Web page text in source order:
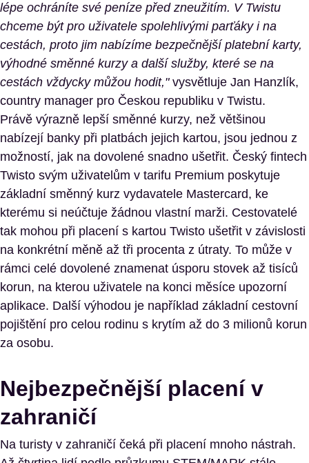
lépe ochráníte své peníze před zneužitím. V Twistu
chceme být pro uživatele spolehlivými parťáky i na
cestách, proto jim nabízíme bezpečnější platební karty,
výhodné směnné kurzy a další služby, které se na
cestách vždycky můžou hodit,"vysvětluje Jan Hanzlík,
country manager pro Českou republiku v Twistu.
Právě výrazně lepší směnné kurzy, než většinou
nabízejí banky při platbách jejich kartou, jsou jednou z
možností, jak na dovolené snadno ušetřit. Český fintech
Twisto svým uživatelům v tarifu Premium poskytuje
základní směnný kurz vydavatele Mastercard, ke
kterému si neúčtuje žádnou vlastní marži. Cestovatelé
tak mohou při placení s kartou Twisto ušetřit v závislosti
na konkrétní měně až tři procenta z útraty. To může v
rámci celé dovolené znamenat úsporu stovek až tisíců
korun, na kterou uživatele na konci měsíce upozorní
aplikace. Další výhodou je například základní cestovní
pojištění pro celou rodinu s krytím až do 3 milionů korun
za osobu.
Nejbezpečnější placení v
zahraničí
Na turisty v zahraničí čeká při placení mnoho nástrah.